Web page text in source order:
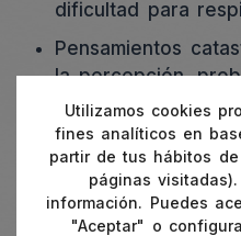
dificultad para
Pensamientos
la percepción,
concentrarse,
Movimientos que
como tocarse el
llegando a poder
de ansiedad, o
Utilizamos cookies
fines analíticos en
partir de tus hábitos de
páginas visitadas).
información. Puedes
"Aceptar" o